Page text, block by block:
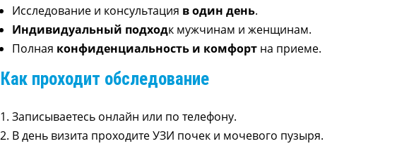
Исследование и консультация в один день.
Индивидуальный подходк мужчинам и женщинам.
Полная конфиденциальность и комфорт на приеме.
Как проходит обследование
Записываетесь онлайн или по телефону.
В день визита проходите УЗИ почек и мочевого пузыря.